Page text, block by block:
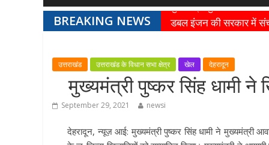
BREAKING NEWS
मुख्यमंत्री पुष्कर सिंह
डबल इंजन की सरकार में
धर्मनगरी हरिद्वार में
मुख्यमंत्री ने स्वास्थ्य सेवा
उत्तराखंड उत्तराखंड के विधान सभा क्षेत्र खेल देहरादून
मुख्यमंत्री पुष्कर सिंह धामी ने
September 29, 2021 newsi
देहरादून, न्यूज़ आई: मुख्यमंत्री पुष्कर सिंह धामी ने मुख्यमंत्री